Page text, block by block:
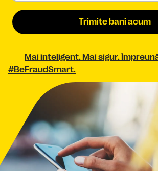
Trimite bani acum
Mai inteligent. Mai sigur.
#BeFraudSmart.